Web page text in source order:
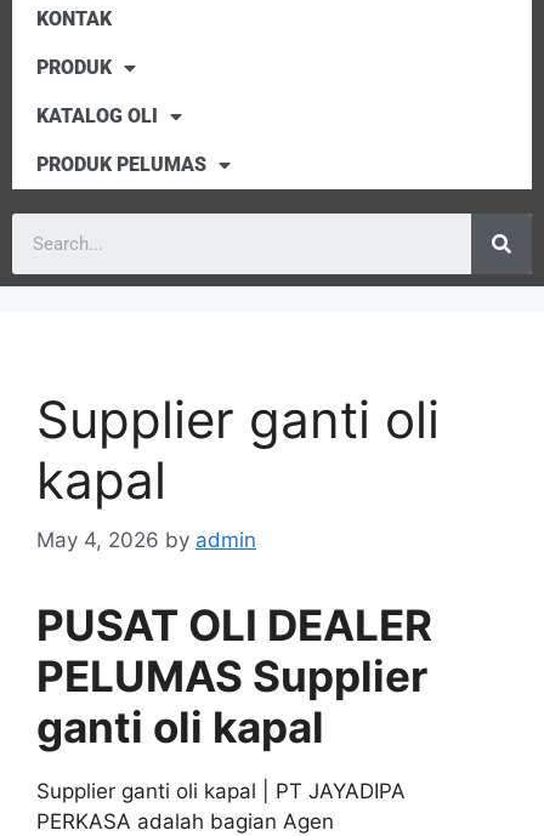
KONTAK
PRODUK
KATALOG OLI
PRODUK PELUMAS
Supplier ganti oli
kapal
May 4, 2026 by admin
PUSAT OLI DEALER
PELUMAS Supplier
ganti oli kapal
Supplier ganti oli kapal | PT JAYADIPA
PERKASA adalah bagian Agen